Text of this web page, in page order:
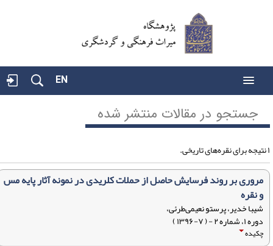
EN
جستجو در مقالات منتشر شده
مروری بر روند فرسایش حاصل از حملات کلریدی در نمونه آثار پایه مس
و نقره
شیبا خدیر، پرستو نعیمی‌طرئی،
دوره ۱، شماره ۲ - ( ۷-۱۳۹۶ )
چکیده